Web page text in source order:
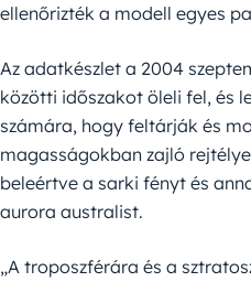
ellenőrizték a modell egyes
Az adatkészlet a 2004
közötti időszakot öleli fel, és
számára, hogy feltárják és
magasságokban zajló
beleértve a sarki fényt és
aurora australist.
„A troposzférára és a